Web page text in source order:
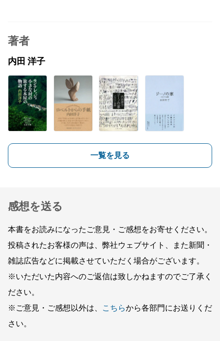
著者
内田 洋子
一覧を見る
感想を送る
本書をお読みになったご意見・ご感想をお寄せください。
投稿されたお客様の声は、弊社ウェブサイト、また新聞・
雑誌広告などに掲載させていただく場合がございます。
※いただいた内容へのご返信は致しかねますのでご了承く
ださい。
※ご意見・ご感想以外は、
こちらから各部門にお送りくだ
さい。